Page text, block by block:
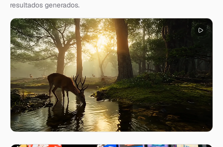
resultados generados.